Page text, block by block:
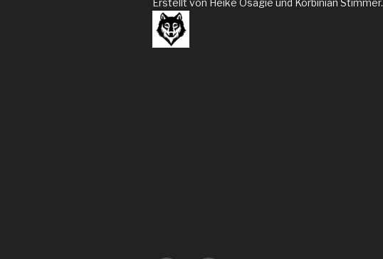
Erstellt von Heike Osagie und Korbinian Stimmer.